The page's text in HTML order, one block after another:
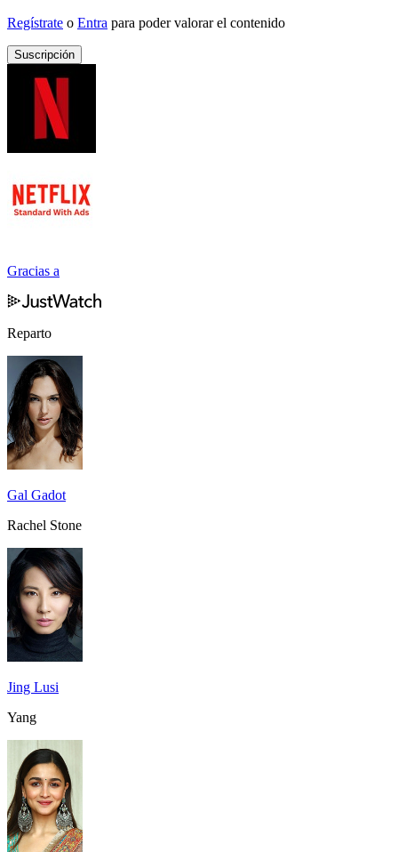
Regístrate o Entra para poder valorar el contenido
Suscripción
Gracias a
Reparto
Gal Gadot
Rachel Stone
Jing Lusi
Yang